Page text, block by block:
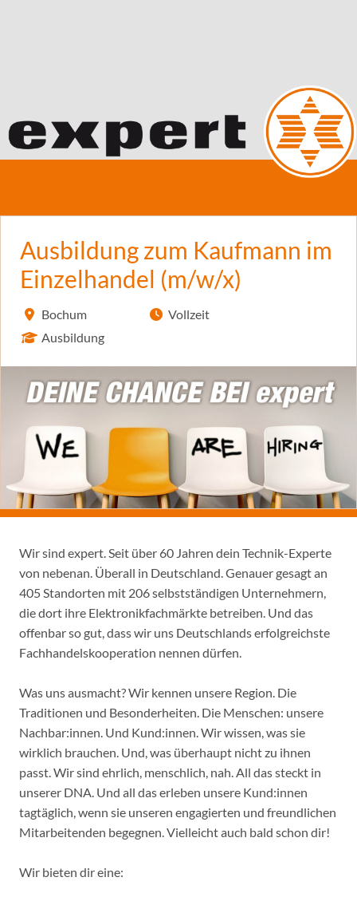
Ausbildung zum Kaufmann im
Einzelhandel (m/w/x)
Bochum
Ausbildung
Vollzeit
Wir sind expert. Seit über 60 Jahren dein Technik-Experte
von nebenan. Überall in Deutschland. Genauer gesagt an
405 Standorten mit 206 selbstständigen Unternehmern,
die dort ihre Elektronikfachmärkte betreiben. Und das
offenbar so gut, dass wir uns Deutschlands erfolgreichste
Fachhandelskooperation nennen dürfen.
Was uns ausmacht? Wir kennen unsere Region. Die
Traditionen und Besonderheiten. Die Menschen: unsere
Nachbar:innen. Und Kund:innen. Wir wissen, was sie
wirklich brauchen. Und, was überhaupt nicht zu ihnen
passt. Wir sind ehrlich, menschlich, nah. All das steckt in
unserer DNA. Und all das erleben unsere Kund:innen
tagtäglich, wenn sie unseren engagierten und freundlichen
Mitarbeitenden begegnen. Vielleicht auch bald schon dir!
Wir bieten dir eine: